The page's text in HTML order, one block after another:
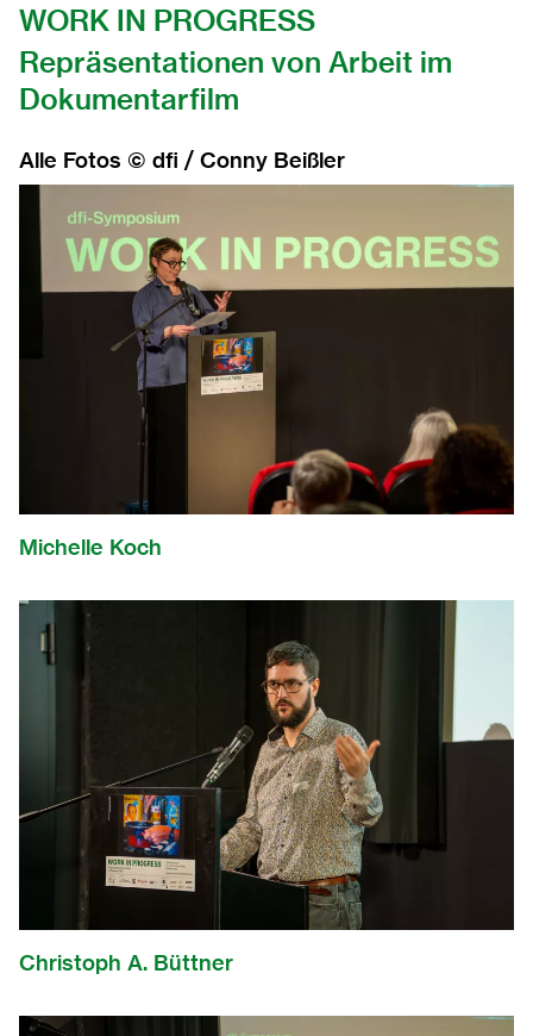
2014
2013
2012
2011
2010
2006
2004
2002
2001
2000
1999
WORK IN PROGRESS
Repräsentationen von Arbeit im
Dokumentarfilm
Alle Fotos © dfi / Conny Beißler
Michelle Koch
Christoph A. Büttner